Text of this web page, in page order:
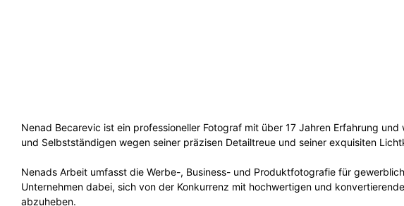
Nenad Becarevic ist ein professioneller Fotograf mit über 17 Jahren Erfahrung und
und Selbstständigen wegen seiner präzisen Detailtreue und seiner exquisiten
Nenads Arbeit umfasst die Werbe-, Business- und Produktfotografie für
Unternehmen dabei, sich von der Konkurrenz mit hochwertigen und
abzuheben.